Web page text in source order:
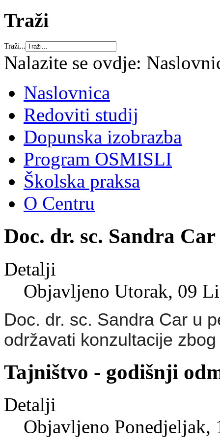
Traži
Traži...
Nalazite se ovdje:
Naslovnica
Redoviti studij
Dopunska izobrazba
Program OSMISLI
Školska praksa
O Centru
Doc. dr. sc. Sandra
Detalji
Objavljeno Utorak, 09
Doc. dr. sc. Sandra Car u
održavati konzultacije
Tajništvo - godišnji
Detalji
Objavljeno Ponedjeljak,